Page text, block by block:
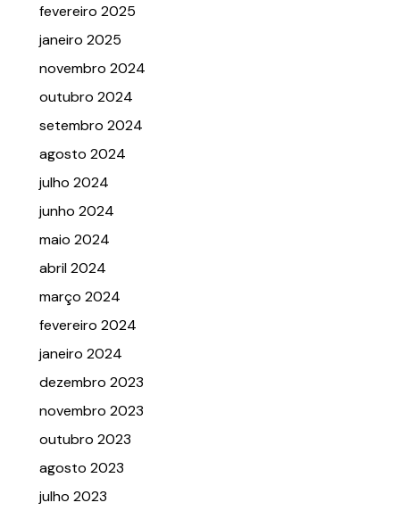
fevereiro 2025
janeiro 2025
novembro 2024
outubro 2024
setembro 2024
agosto 2024
julho 2024
junho 2024
maio 2024
abril 2024
março 2024
fevereiro 2024
janeiro 2024
dezembro 2023
novembro 2023
outubro 2023
agosto 2023
julho 2023